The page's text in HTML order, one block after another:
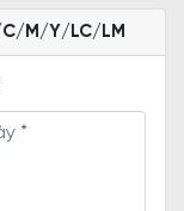
C/M/Y/LC/LM